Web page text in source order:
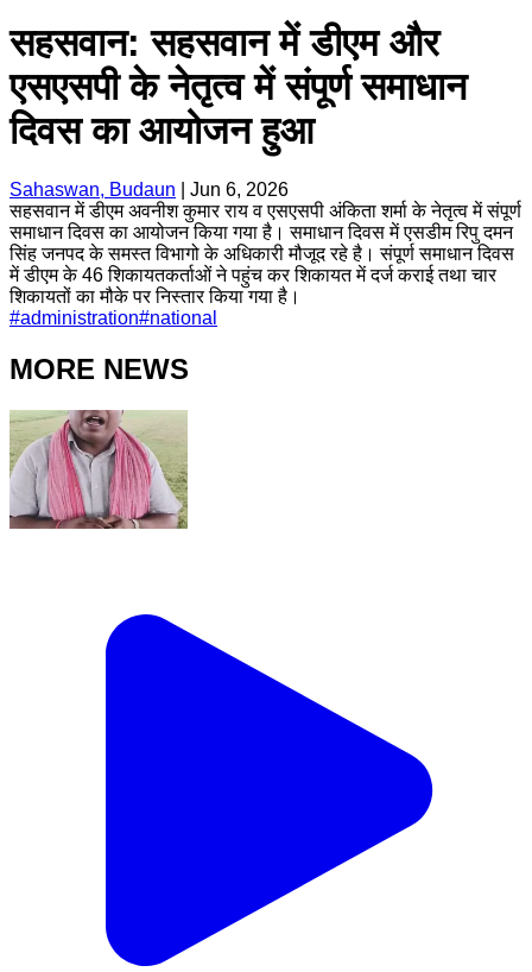
सहसवान: सहसवान में डीएम और
एसएसपी के नेतृत्व में संपूर्ण समाधान
दिवस का आयोजन हुआ
Sahaswan, Budaun
Jun 6, 2026
सहसवान में डीएम अवनीश कुमार राय व एसएसपी अंकिता शर्मा के नेतृत्व में संपूर्ण
समाधान दिवस का आयोजन किया गया है। समाधान दिवस में एसडीम रिपु दमन
सिंह जनपद के समस्त विभागो के अधिकारी मौजूद रहे है। संपूर्ण समाधान दिवस
में डीएम के 46 शिकायतकर्ताओं ने पहुंच कर शिकायत में दर्ज कराई तथा चार
शिकायतों का मौके पर निस्तार किया गया है।
#administration#national
MORE NEWS